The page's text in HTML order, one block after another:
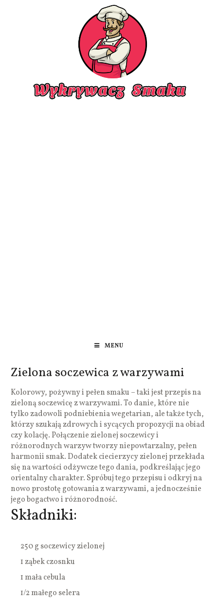
MENU
Zielona soczewica z warzywami
Kolorowy, pożywny i pełen smaku – taki jest przepis na
zieloną soczewicę z warzywami. To danie, które nie
tylko zadowoli podniebienia wegetarian, ale także tych,
którzy szukają zdrowych i sycących propozycji na obiad
czy kolację. Połączenie zielonej soczewicy i
różnorodnych warzyw tworzy niepowtarzalny, pełen
harmonii smak. Dodatek ciecierzycy zielonej przekłada
się na wartości odżywcze tego dania, podkreślając jego
orientalny charakter. Spróbuj tego przepisu i odkryj na
nowo prostotę gotowania z warzywami, a jednocześnie
jego bogactwo i różnorodność.
Składniki:
250 g soczewicy zielonej
1 ząbek czosnku
1 mała cebula
1/2 małego selera